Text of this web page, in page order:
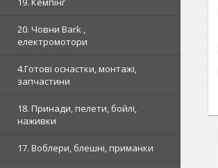
20. Човни Bark ,
електромотори
4.Готові оснастки, монтажі,
запчастини
18. Принади, пелети, бойлі,
наживки
17. Воблери, блешні, приманки